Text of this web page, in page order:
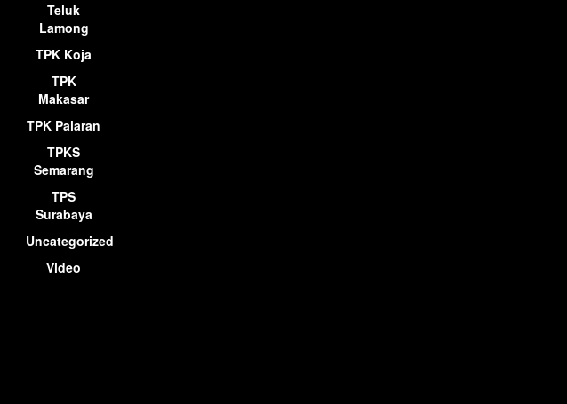
Teluk
Lamong
TPK Koja
TPK
Makasar
TPK Palaran
TPKS
Semarang
TPS
Surabaya
Uncategorized
Video